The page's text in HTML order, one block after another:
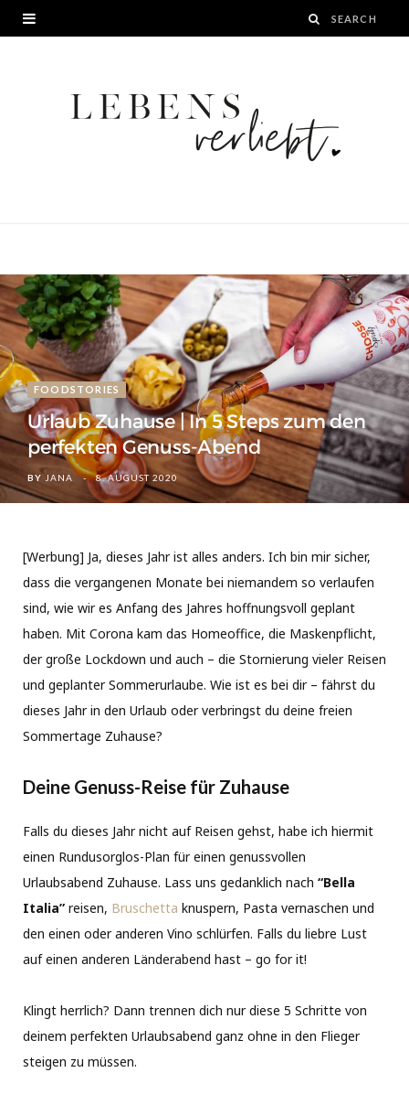
FOODSTORIES
Urlaub Zuhause | In 5 Steps zum den
perfekten Genuss-Abend
BY JANA 8. AUGUST 2020
[Werbung] Ja, dieses Jahr ist alles anders. Ich bin mir sicher,
dass die vergangenen Monate bei niemandem so verlaufen
sind, wie wir es Anfang des Jahres hoffnungsvoll geplant
haben. Mit Corona kam das Homeoffice, die Maskenpflicht,
der große Lockdown und auch – die Stornierung vieler Reisen
und geplanter Sommerurlaube. Wie ist es bei dir – fährst du
dieses Jahr in den Urlaub oder verbringst du deine freien
Sommertage Zuhause?
Deine Genuss-Reise für Zuhause
Falls du dieses Jahr nicht auf Reisen gehst, habe ich hiermit
einen Rundusorglos-Plan für einen genussvollen
Urlaubsabend Zuhause. Lass uns gedanklich nach “Bella
Italia” reisen, Bruschetta knuspern, Pasta vernaschen und
den einen oder anderen Vino schlürfen. Falls du liebre Lust
auf einen anderen Länderabend hast – go for it!
Klingt herrlich? Dann trennen dich nur diese 5 Schritte von
deinem perfekten Urlaubsabend ganz ohne in den Flieger
steigen zu müssen.